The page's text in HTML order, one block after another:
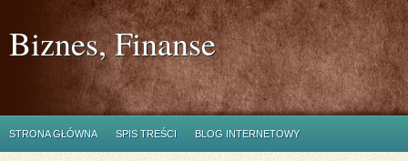
Biznes, Finanse
STRONA GŁÓWNA SPIS TREŚCI BLOG INTERNETOWY